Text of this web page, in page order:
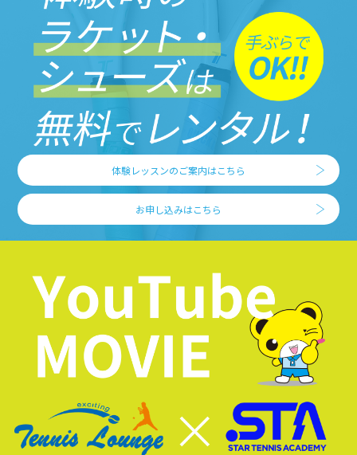
体験レッスンのご案内はこちら
お申し込みはこちら